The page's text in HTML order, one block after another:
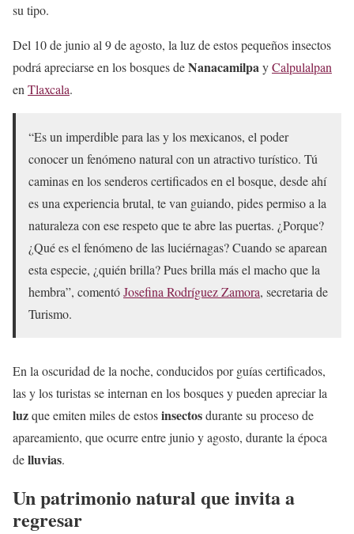
su tipo.
Del 10 de junio al 9 de agosto, la luz de estos pequeños insectos
podrá apreciarse en los bosques deNanacamilpayCalpulalpan
en Tlaxcala.
“Es un imperdible para las y los mexicanos, el poder
conocer un fenómeno natural con un atractivo turístico. Tú
caminas en los senderos certificados en el bosque, desde ahí
es una experiencia brutal, te van guiando, pides permiso a la
naturaleza con ese respeto que te abre las puertas. ¿Porque?
¿Qué es el fenómeno de las luciérnagas? Cuando se aparean
esta especie, ¿quién brilla? Pues brilla más el macho que la
hembra”, comentóJosefina Rodríguez Zamora, secretaria de
Turismo.
En la oscuridad de la noche, conducidos por guías certificados,
las y los turistas se internan en los bosques y pueden apreciar la
luzque emiten miles de estosinsectosdurante su proceso de
apareamiento, que ocurre entre junio y agosto, durante la época
delluvias.
Un patrimonio natural que invita a
regresar